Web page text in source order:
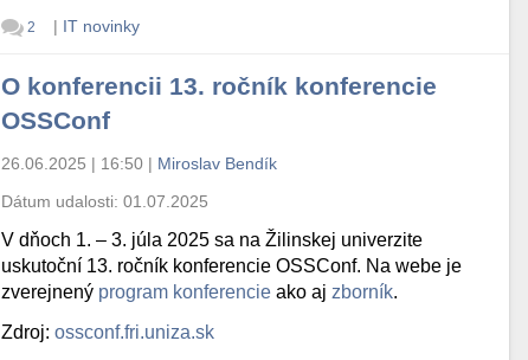
2 | IT novinky
O konferencii 13. ročník konferencie
OSSConf
26.06.2025 | 16:50 | Miroslav Bendík
Dátum udalosti:01.07.2025
V dňoch 1. – 3. júla 2025 sa na Žilinskej univerzite
uskutoční 13. ročník konferencie OSSConf. Na webe je
zverejnený program konferencie ako aj zborník.
Zdroj:ossconf.fri.uniza.sk